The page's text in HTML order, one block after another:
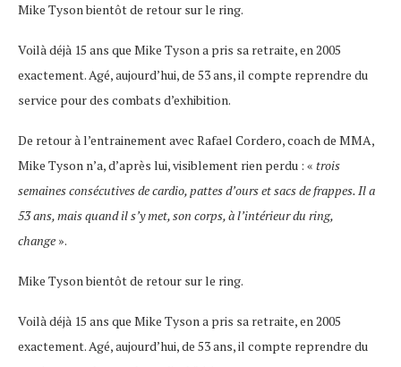
Mike Tyson bientôt de retour sur le ring.
Voilà déjà 15 ans que Mike Tyson a pris sa retraite, en 2005
exactement. Agé, aujourd’hui, de 53 ans, il compte reprendre du
service pour des combats d’exhibition.
De retour à l’entrainement avec Rafael Cordero, coach de MMA,
Mike Tyson n’a, d’après lui, visiblement rien perdu : « trois
semaines consécutives de cardio, pattes d’ours et sacs de frappes. Il a
53 ans, mais quand il s’y met, son corps, à l’intérieur du ring,
change ».
Mike Tyson bientôt de retour sur le ring.
Voilà déjà 15 ans que Mike Tyson a pris sa retraite, en 2005
exactement. Agé, aujourd’hui, de 53 ans, il compte reprendre du